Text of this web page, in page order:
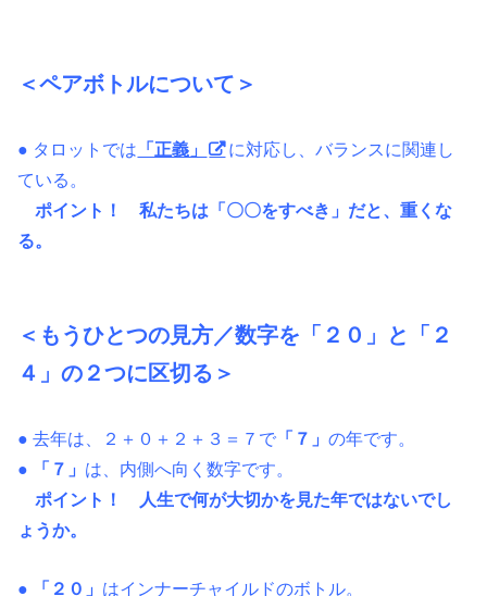
＜ペアボトルについて＞
● タロットでは 「正義」
に対応し、バランスに関連し
ている。
ポイント！ 私たちは「〇〇をすべき」だと、重くな
る。
＜もうひとつの見方／数字を「２０」と「２
４」の２つに区切る＞
● 去年は、２＋０＋２＋３＝７で 「７」の年です。
● 「７」 は、内側へ向く数字です。
ポイント！ 人生で何が大切かを見た年ではないでし
ょうか。
● 「２０」 はインナーチャイルドのボトル。